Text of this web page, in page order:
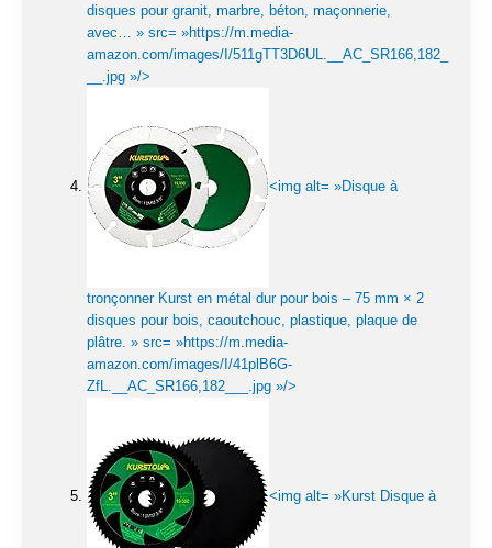
disques pour granit, marbre, béton, maçonnerie,
avec… » src= »https://m.media-
amazon.com/images/I/511gTT3D6UL.__AC_SR166,182_
__.jpg »/>
<img alt= »Disque à
tronçonner Kurst en métal dur pour bois – 75 mm × 2
disques pour bois, caoutchouc, plastique, plaque de
plâtre. » src= »https://m.media-
amazon.com/images/I/41plB6G-
ZfL.__AC_SR166,182___.jpg »/>
<img alt= »Kurst Disque à